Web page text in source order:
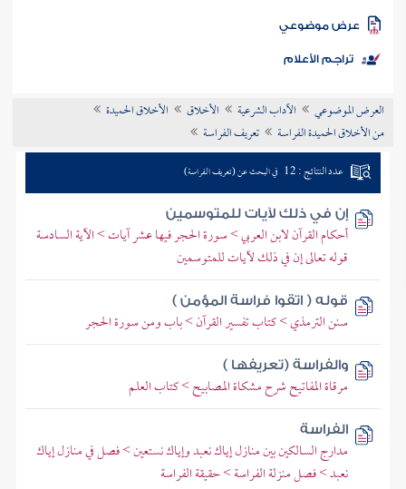
الكتب
موضوعي
تراجم الأعلام
العرض الموضوعي الآداب الشرعية الأخلاق
الأخلاق الحميدة
من الأخلاق الحميدة الفراسة
تعريف الفراسة
عدد النتائج : 12 في البحث عن (تعريف الفراسة)
إن في ذلك لآيات للمتوسمين
أحكام القرآن لابن العربي > سورة الحجر فيها عشر آيات > الآية السادسة
قوله تعالى إن في ذلك لآيات للمتوسمين
قوله ( اتقوا فراسة المؤمن )
سنن الترمذي > كتاب تفسير القرآن > باب ومن سورة الحجر
والفراسة (تعريفها )
مرقاة المفاتيح شرح مشكاة المصابيح > كتاب العلم
الفراسة
مدارج السالكين بين منازل إياك نعبد وإياك نستعين > فصل في منازل إياك
نعبد > فصل منزلة الفراسة > حقيقة الفراسة